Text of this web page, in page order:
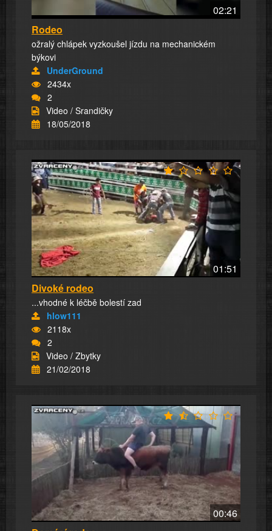
02:21
Rodeo
ožralý chlápek vyzkoušel jízdu na mechanickém
býkovi
UnderGround
2434x
2
Video / Srandičky
18/05/2018
01:51
Divoké rodeo
...vhodné k léčbě bolestí zad
hlow111
2118x
2
Video / Zbytky
21/02/2018
00:46